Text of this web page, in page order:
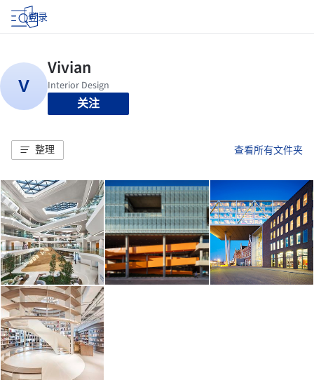
登录
关注
整理 查看所有文件夹